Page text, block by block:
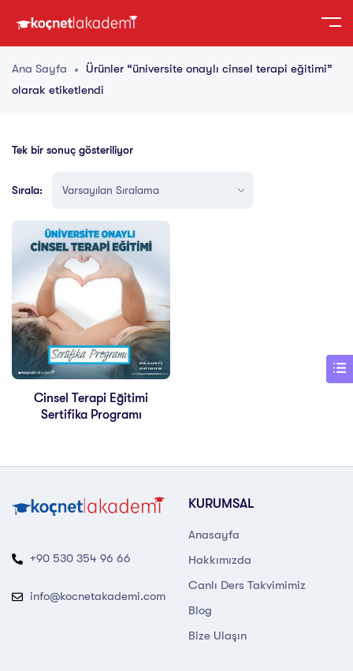
Ana Sayfa
Ürünler “üniversite onaylı cinsel terapi eğitimi”
olarak etiketlendi
Tek bir sonuç gösteriliyor
Sırala:
Cinsel Terapi Eğitimi
Sertifika Programı
+90 530 354 96 66
info@kocnetakademi.com
KURUMSAL
Anasayfa
Hakkımızda
Canlı Ders Takvimimiz
Blog
Bize Ulaşın